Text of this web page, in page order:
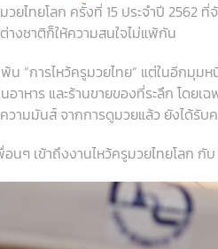
วยไทยโลก ครั้งที่ 15 ประจำปี
างชาติก็ให้ความสนใจไม่แพ้กัน
“การไหว้ครูมวยไทย” แต่ในอีกมุม
าหาร และร้านขายของที่ระลึก โดยเ
วามมันส์ จากการดูมวยแล้ว ยังได้รับ
ๆ เข้าถึงงานไหว้ครูมวยไทยโลก กั